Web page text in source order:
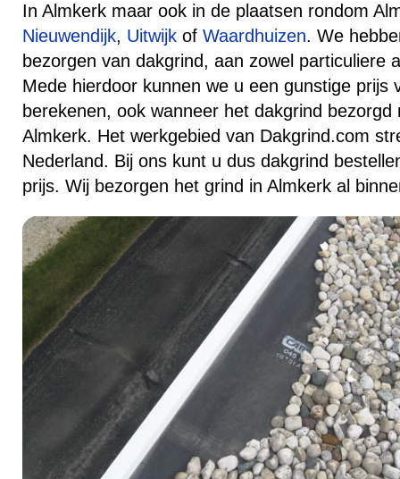
In Almkerk maar ook in de plaatsen rondom
Nieuwendijk, Uitwijk of Waardhuizen. We
bezorgen van dakgrind, aan zowel particuliere
Mede hierdoor kunnen we u een gunstige prijs
berekenen, ook wanneer het dakgrind bezorgd
Almkerk. Het werkgebied van Dakgrind.com
Nederland. Bij ons kunt u dus dakgrind
prijs. Wij bezorgen het grind in Almkerk al